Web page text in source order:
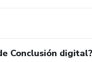
Conclusión digital?